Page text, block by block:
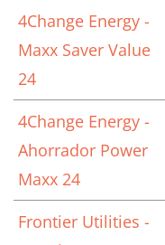
4Change Energy -
Maxx Saver Value
24
4Change Energy -
Ahorrador Power
Maxx 24
Frontier Utilities -